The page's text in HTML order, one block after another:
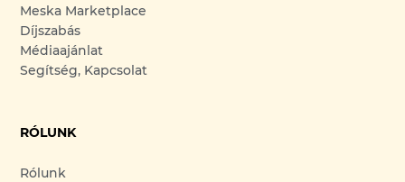
Meska Marketplace
Díjszabás
Médiaajánlat
Segítség, Kapcsolat
RÓLUNK
Rólunk